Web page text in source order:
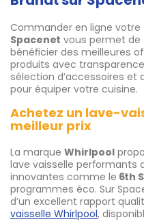
Commander en ligne votre
Spacenet vous permet de
bénéficier des meilleures
produits avec
sélection d’accessoires et
pour équiper votre cuisine.
Achetez un lave-
meilleur prix
La marque Whirlpool
lave vaisselle performants
innovantes comme le 6th
programmes éco. Sur
d’un excellent rapport
vaisselle Whirlpool,